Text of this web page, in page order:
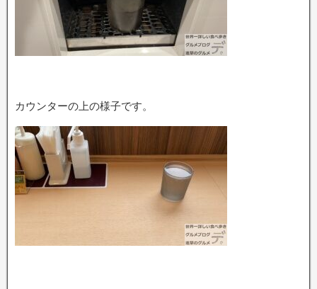
カウンターの上の様子です。